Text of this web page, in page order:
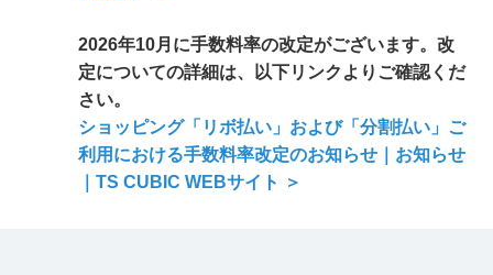
2026年10月に手数料率の改定がございます。改
定についての詳細は、以下リンクよりご確認くだ
さい。
ショッピング「リボ払い」および「分割払い」ご
利用における手数料率改定のお知らせ｜お知らせ
｜TS CUBIC WEBサイト ＞